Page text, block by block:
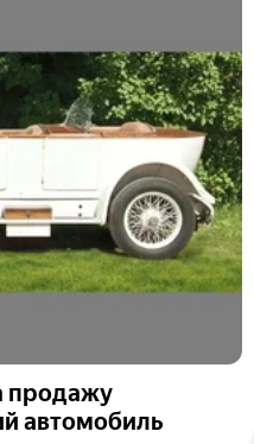
продажу
автомобиль